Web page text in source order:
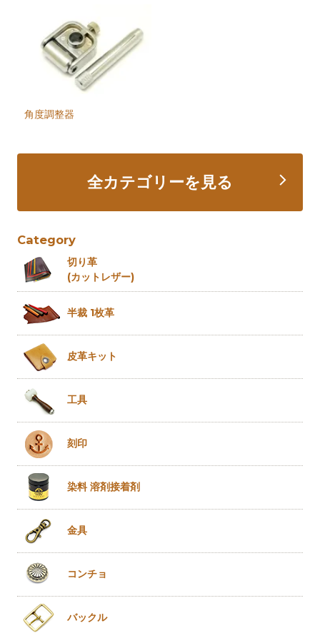
角度調整器
全カテゴリーを見る
Category
切り革
(カットレザー)
半裁 1枚革
皮革キット
工具
刻印
染料 溶剤接着剤
金具
コンチョ
バックル